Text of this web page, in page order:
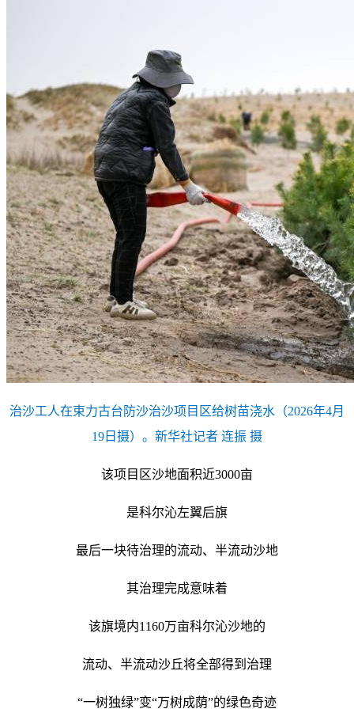
治沙工人在束力古台防沙治沙项目区给树苗浇水（2026年4月
19日摄）。新华社记者 连振 摄
该项目区沙地面积近3000亩
是科尔沁左翼后旗
最后一块待治理的流动、半流动沙地
其治理完成意味着
该旗境内1160万亩科尔沁沙地的
流动、半流动沙丘将全部得到治理
“一树独绿”变“万树成荫”的绿色奇迹